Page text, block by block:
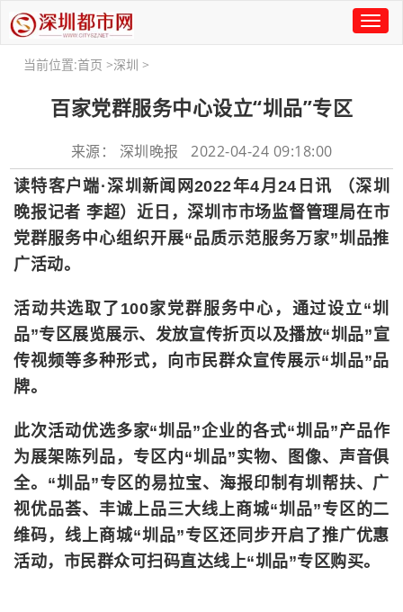
Toggle
当前位置:首页 >深圳 >
百家党群服务中心设立“圳品”专区
来源： 深圳晚报 2022-04-24 09:18:00
读特客户端·深圳新闻网2022年4月24日讯 （深圳
晚报记者 李超）近日，深圳市市场监督管理局在市
党群服务中心组织开展“品质示范服务万家”圳品推
广活动。
活动共选取了100家党群服务中心，通过设立“圳
品”专区展览展示、发放宣传折页以及播放“圳品”宣
传视频等多种形式，向市民群众宣传展示“圳品”品
牌。
此次活动优选多家“圳品”企业的各式“圳品”产品作
为展架陈列品，专区内“圳品”实物、图像、声音俱
全。“圳品”专区的易拉宝、海报印制有圳帮扶、广
视优品荟、丰诚上品三大线上商城“圳品”专区的二
维码，线上商城“圳品”专区还同步开启了推广优惠
活动，市民群众可扫码直达线上“圳品”专区购买。